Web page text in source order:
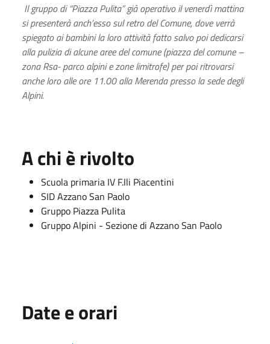
Il gruppo di “Piazza Pulita” già operativo il venerdì mattina
si presenterà anch’esso sul retro del Comune, dove verrà
spiegato ai bambini la loro attività fatto salvo poi dedicarsi
alla pulizia di alcune aree del comune (piazza del comune –
zona Rsa- parco alpini e zone limitrofe) per poi ritrovarsi
anche loro alle ore 11.00 alla Merenda presso la sede degli
Alpini.
A chi è rivolto
Scuola primaria IV F.lli Piacentini
SID Azzano San Paolo
Gruppo Piazza Pulita
Gruppo Alpini - Sezione di Azzano San Paolo
Date e orari